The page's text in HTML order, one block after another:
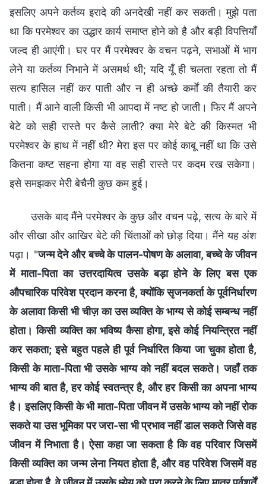
इसलिए अपने कर्तव्य इरादे की अनदेखी नहीं कर सकती। मुझे पता
था कि परमेश्वर का उद्धार कार्य समाप्त होने को है और बड़ी विपत्तियाँ
जल्द ही आएंगी। घर पर मैं परमेश्वर के वचन पढ़ने, सभाओं में भाग
लेने या कर्तव्य निभाने में असमर्थ थी; यदि यूँ ही चलता रहता तो मैं
सत्य हासिल नहीं कर पाती और न ही अच्छे कर्मों की तैयारी कर
पाती। मैं आने वाली किसी भी आपदा में नष्ट हो जाती। फिर मैं अपने
बेटे को सही रास्ते पर कैसे लाती? क्या मेरे बेटे की किस्मत भी
परमेश्वर के हाथ में नहीं थी? मेरा इस पर कोई काबू नहीं था कि उसे
कितना कष्ट सहना होगा या वह सही रास्ते पर कदम रख सकेगा।
इसे समझकर मेरी बेचैनी कुछ कम हुई।
उसके बाद मैंने परमेश्वर के कुछ और वचन पढ़े, सत्य के बारे में
और सीखा और आखिर बेटे की चिंताओं को छोड़ दिया। मैंने यह अंश
पढ़ा। "जन्म देने और बच्चे के पालन-पोषण के अलावा, बच्चे के जीवन
में माता-पिता का उत्तरदायित्व उसके बड़ा होने के लिए बस एक
औपचारिक परिवेश प्रदान करना है, क्योंकि सृजनकर्ता के पूर्वनिर्धारण
के अलावा किसी भी चीज़ का उस व्यक्ति के भाग्य से कोई सम्बन्ध नहीं
होता। किसी व्यक्ति का भविष्य कैसा होगा, इसे कोई नियन्त्रित नहीं
कर सकता; इसे बहुत पहले ही पूर्व निर्धारित किया जा चुका होता है,
किसी के माता-पिता भी उसके भाग्य को नहीं बदल सकते। जहाँ तक
भाग्य की बात है, हर कोई स्वतन्त्र है, और हर किसी का अपना भाग्य
है। इसलिए किसी के भी माता-पिता जीवन में उसके भाग्य को नहीं रोक
सकते या उस भूमिका पर जरा-सा भी प्रभाव नहीं डाल सकते जिसे वह
जीवन में निभाता है। ऐसा कहा जा सकता है कि वह परिवार जिसमें
किसी व्यक्ति का जन्म लेना नियत होता है, और वह परिवेश जिसमें वह